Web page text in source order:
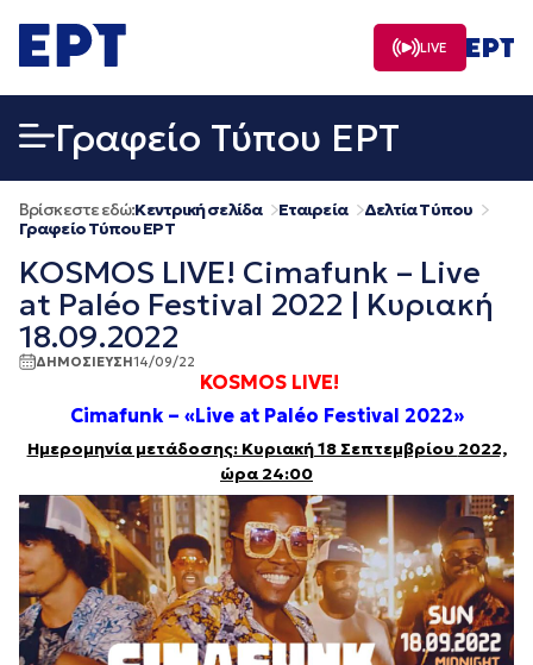
σε
περιεχόμενο
LIVE
Γραφείο Τύπου ΕΡΤ
Βρίσκεστε εδώ:Κεντρική σελίδα Εταιρεία
Δελτία Τύπου
Γραφείο Τύπου ΕΡΤ
KOSMOS LIVE! Cimafunk – Live
at Paléo Festival 2022 | Κυριακή
18.09.2022
ΔΗΜΟΣΙΕΥΣΗ14/09/22
KOSMOS LIVE!
Cimafunk – «Live at Paléo Festival 2022»
Ημερομηνία μετάδοσης: Κυριακή 18 Σεπτεμβρίου 2022,
ώρα 24:00